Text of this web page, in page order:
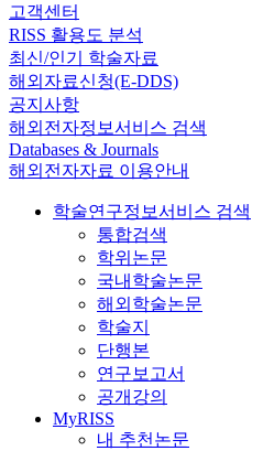
고객센터
RISS 활용도 분석
최신/인기 학술자료
해외자료신청(E-DDS)
공지사항
해외전자정보서비스 검색
Databases & Journals
해외전자자료 이용안내
학술연구정보서비스 검색
통합검색
학위논문
국내학술논문
해외학술논문
학술지
단행본
연구보고서
공개강의
MyRISS
내 추천논문